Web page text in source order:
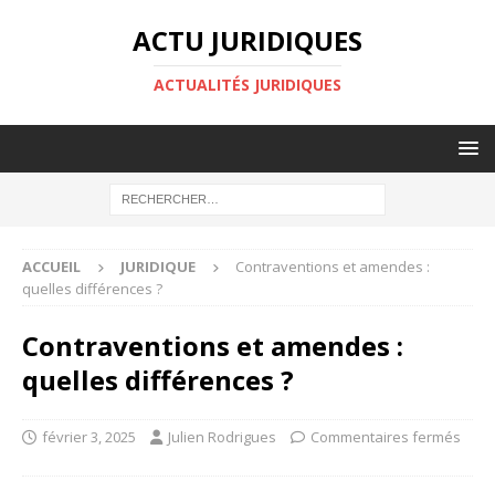
ACTU JURIDIQUES
ACTUALITÉS JURIDIQUES
ACCUEIL JURIDIQUE
Contraventions et amendes :
quelles différences ?
Contraventions et amendes :
quelles différences ?
février 3, 2025 Julien Rodrigues Commentaires fermés